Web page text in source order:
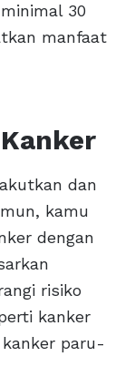
30
manfaat
dan
kamu
dengan
risiko
kanker
paru-